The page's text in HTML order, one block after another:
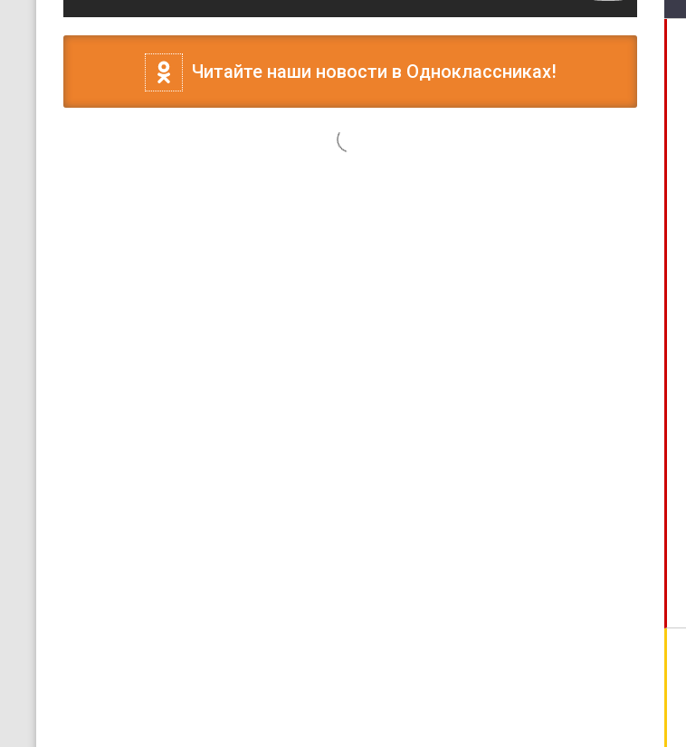
Читайте наши новости в Одноклассниках!